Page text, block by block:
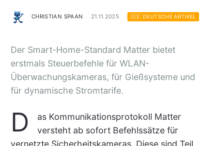
CHRISTIAN SPAAN 21.11.2025 🇩🇪 DEUTSCHE ARTIKEL
Der Smart-Home-Standard Matter bietet
erstmals Steuerbefehle für WLAN-
Überwachungskameras, für Gießsysteme und
für dynamische Stromtarife.
D
as Kommunikationsprotokoll Matter
versteht ab sofort Befehlssätze für
vernetzte Sicherheitskameras. Diese sind Teil